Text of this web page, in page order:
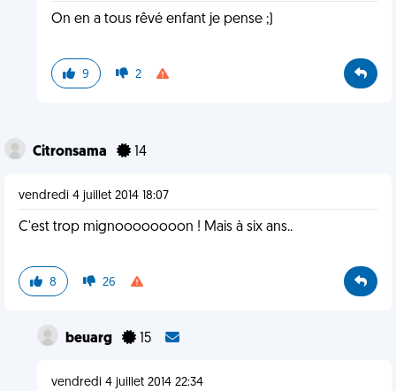
On en a tous rêvé enfant je pense ;)
9 2
Citronsama 14
vendredi 4 juillet 2014 18:07
C'est trop mignoooooooon ! Mais à six ans..
8 26
beuarg 15
vendredi 4 juillet 2014 22:34